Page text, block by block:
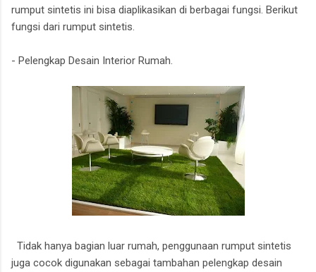
rumput sintetis ini bisa diaplikasikan di berbagai fungsi. Berikut
fungsi dari rumput sintetis.
- Pelengkap Desain Interior Rumah.
Tidak hanya bagian luar rumah, penggunaan rumput sintetis
juga cocok digunakan sebagai tambahan pelengkap desain